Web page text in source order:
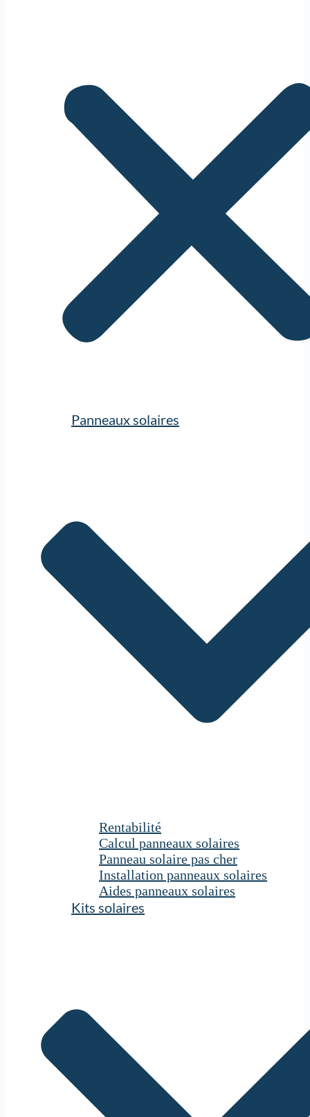
Panneaux solaires
Rentabilité
Calcul panneaux solaires
Panneau solaire pas cher
Installation panneaux solaires
Aides panneaux solaires
Kits solaires